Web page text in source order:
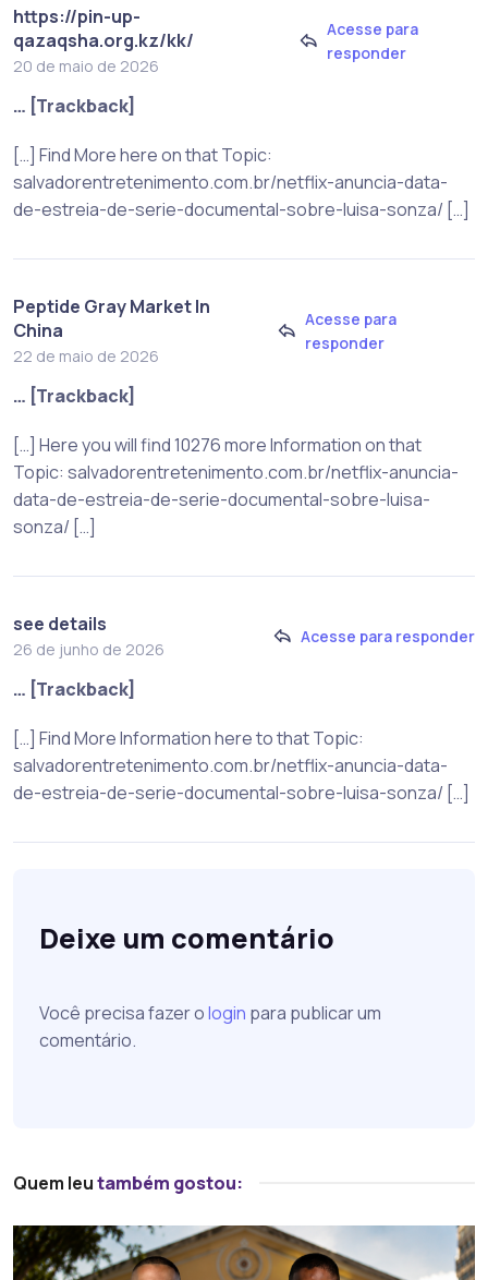
https://pin-up-
qazaqsha.org.kz/kk/
20 de maio de 2026
Acesse para
responder
… [Trackback]
[…] Find More here on that Topic:
salvadorentretenimento.com.br/netflix-anuncia-data-
de-estreia-de-serie-documental-sobre-luisa-sonza/ […]
Peptide Gray Market In
China
22 de maio de 2026
Acesse para
responder
… [Trackback]
[…] Here you will find 10276 more Information on that
Topic: salvadorentretenimento.com.br/netflix-anuncia-
data-de-estreia-de-serie-documental-sobre-luisa-
sonza/ […]
see details
26 de junho de 2026
Acesse para responder
… [Trackback]
[…] Find More Information here to that Topic:
salvadorentretenimento.com.br/netflix-anuncia-data-
de-estreia-de-serie-documental-sobre-luisa-sonza/ […]
Deixe um comentário
Você precisa fazer ologin para publicar um
comentário.
Quem leutambém gostou: